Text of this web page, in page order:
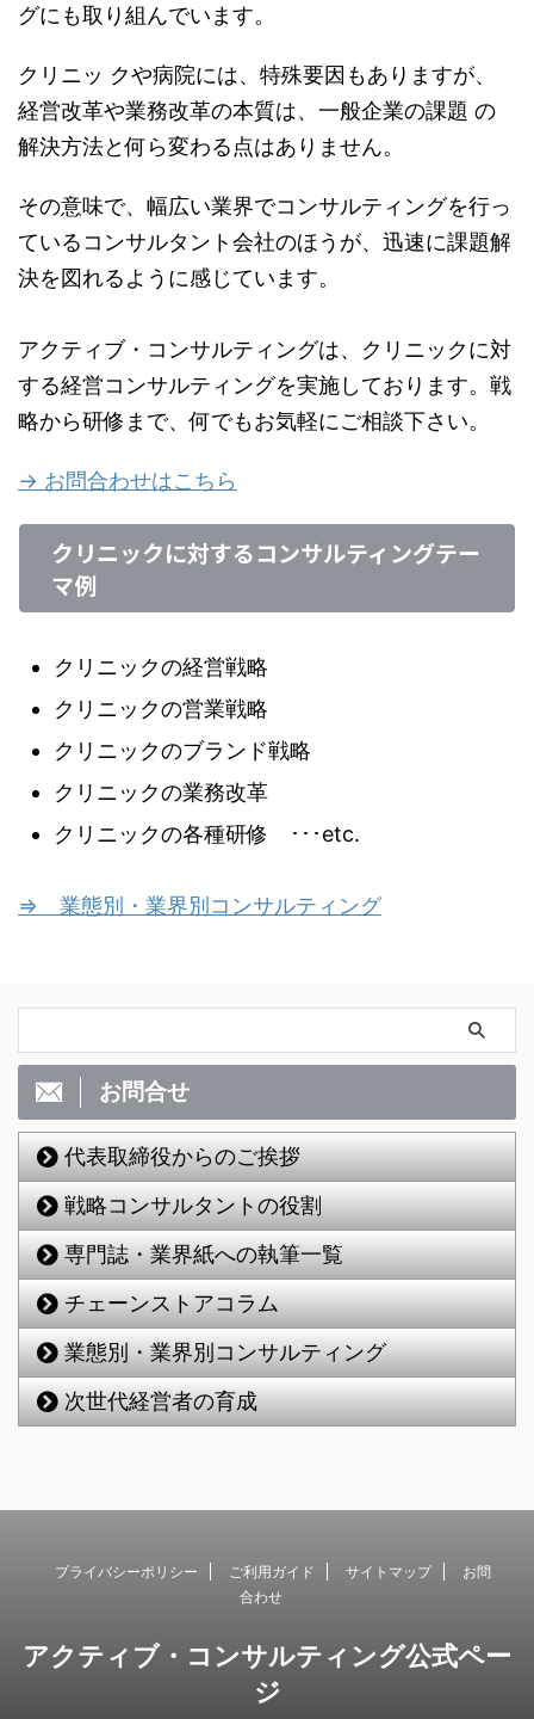
グにも取り組んでいます。
クリニッ クや病院には、特殊要因もありますが、
経営改革や業務改革の本質は、一般企業の課題 の
解決方法と何ら変わる点はありません。
その意味で、幅広い業界でコンサルティングを行っ
ているコンサルタント会社のほうが、迅速に課題解
決を図れるように感じています。
アクティブ・コンサルティングは、クリニックに対
する経営コンサルティングを実施しております。戦
略から研修まで、何でもお気軽にご相談下さい。
→ お問合わせはこちら
クリニックに対するコンサルティングテー
マ例
クリニックの経営戦略
クリニックの営業戦略
クリニックのブランド戦略
クリニックの業務改革
クリニックの各種研修 ･･･etc.
⇒ 業態別・業界別コンサルティング
お問合せ
代表取締役からのご挨拶
戦略コンサルタントの役割
専門誌・業界紙への執筆一覧
チェーンストアコラム
業態別・業界別コンサルティング
次世代経営者の育成
プライバシーポリシー ご利用ガイド サイトマップ
お問
合わせ
アクティブ・コンサルティング公式ペー
ジ